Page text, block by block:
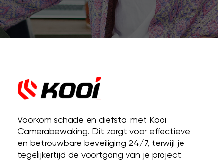
Voorkom schade en diefstal met Kooi
Camerabewaking. Dit zorgt voor effectieve
en betrouwbare beveiliging 24/7, terwijl je
tegelijkertijd de voortgang van je project